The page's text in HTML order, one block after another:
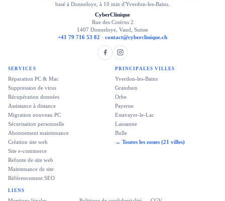
basé à Donneloye, à 10 min d'Yverdon-les-Bains.
CyberClinique
Rue des Cotérus 2
1407 Donneloye, Vaud, Suisse
+41 79 716 53 82 · contact@cyberclinique.ch
SERVICES
Réparation PC & Mac
Suppression de virus
Récupération données
Assistance à distance
Migration nouveau PC
Sécurisation personnelle
Abonnement maintenance
Création site web
Site e-commerce
Refonte de site web
Maintenance de site
Référencement SEO
PRINCIPALES VILLES
Yverdon-les-Bains
Grandson
Orbe
Payerne
Estavayer-le-Lac
Lausanne
Bulle
→ Toutes les zones (21 villes)
LIENS